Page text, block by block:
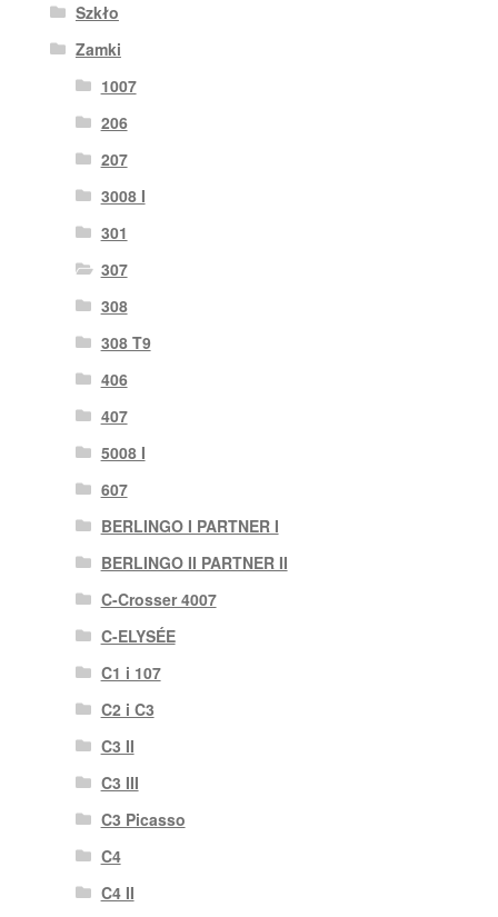
Szkło
Zamki
1007
206
207
3008 I
301
307
308
308 T9
406
407
5008 I
607
BERLINGO I PARTNER I
BERLINGO II PARTNER II
C-Crosser 4007
C-ELYSÉE
C1 i 107
C2 i C3
C3 II
C3 III
C3 Picasso
C4
C4 II